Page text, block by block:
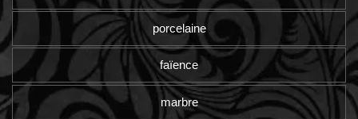
porcelaine
faïence
marbre